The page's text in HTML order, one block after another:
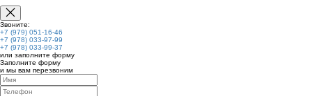
Звоните:
+7 (979) 051-16-46
+7 (978) 033-97-99
+7 (978) 033-99-37
или заполните форму
Заполните форму
и мы вам перезвоним